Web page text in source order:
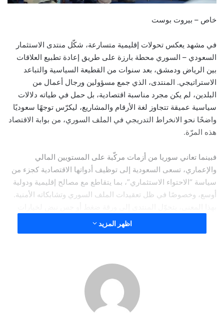
خاص – بيروت بوست
في مشهد يعكس تحولات إقليمية متسارعة، شكّل منتدى الاستثمار
السعودي – السوري محطة بارزة على طريق إعادة تطبيع العلاقات
بين الرياض ودمشق، بعد سنوات من القطيعة السياسية والتباعد
الاستراتيجي. المنتدى، الذي جمع مسؤولين ورجال أعمال من
البلدين، لم يكن مجرد مناسبة اقتصادية، بل حمل في طياته دلالات
سياسية عميقة تتجاوز لغة الأرقام والمشاريع، ليكرّس توجهًا سعوديًا
واضحًا نحو الانخراط التدريجي في الملف السوري، من بوابة الاقتصاد
هذه المرّة.
فبينما تعاني سوريا من أزمات مركّبة على المستويين المالي
والإعماري، تسعى السعودية إلى توظيف أدواتها الاقتصادية كجزء من
سياسة “الاحتواء الاستثماري”، بما يتقاطع مع مصالح إقليمية ودولية
أوسع، وخصوصًا في ظل تعقيدات الملف السوري وتشابكاته الأمنية.
النظام السوري في ما بعد الحرب، ويرسم خطوطًا أولية لخارطة
النفوذ الاقتصادي القادمة.
فقد مثل منتدى الاستثمار السعودي السوري، الذي اختُتم مؤخرًا في
دمشق، علامة فارقة في مسار العلاقات المتجددة بين البلدين، بعد
سنوات من القطيعة. هذا المنتدى، الذي شهد توقيع اتفاقيات
اظهر المزيد